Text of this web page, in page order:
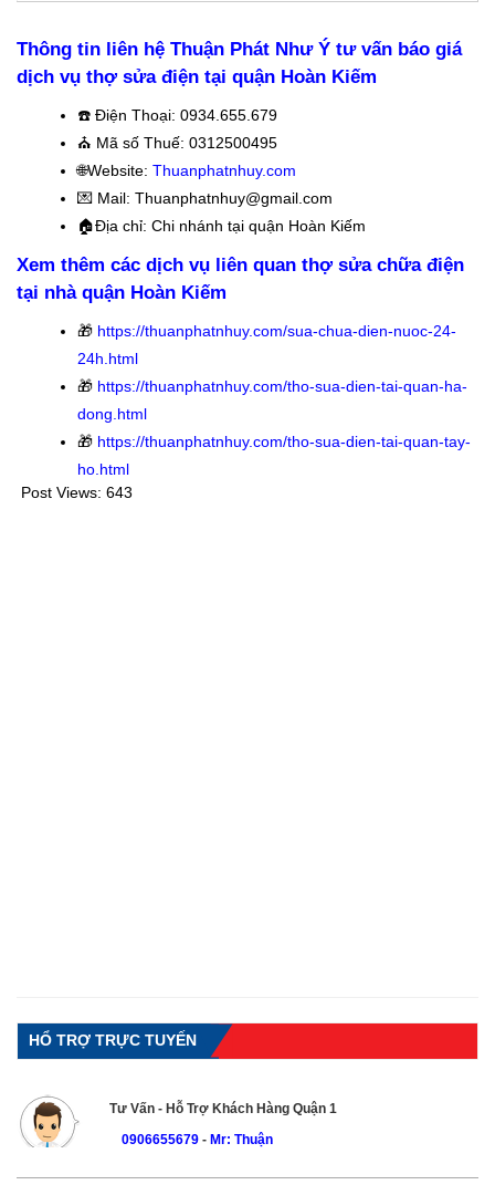
Thông tin liên hệ Thuận Phát Như Ý tư vấn báo giá
dịch vụ thợ sửa điện tại quận Hoàn Kiếm
☎️ Điện Thoại: 0934.655.679
⛪️ Mã số Thuế: 0312500495
🌐Website: Thuanphatnhuy.com
💌 Mail: Thuanphatnhuy@gmail.com
🏠Địa chỉ: Chi nhánh tại quận Hoàn Kiếm
Xem thêm các dịch vụ liên quan thợ sửa chữa điện
tại nhà quận Hoàn Kiếm
🎁 https://thuanphatnhuy.com/sua-chua-dien-nuoc-24-
24h.html
🎁 https://thuanphatnhuy.com/tho-sua-dien-tai-quan-ha-
dong.html
🎁 https://thuanphatnhuy.com/tho-sua-dien-tai-quan-tay-
ho.html
Post Views: 643
HỔ TRỢ TRỰC TUYẾN
Tư Vấn - Hỗ Trợ Khách Hàng Quận 1
0906655679 - Mr: Thuận